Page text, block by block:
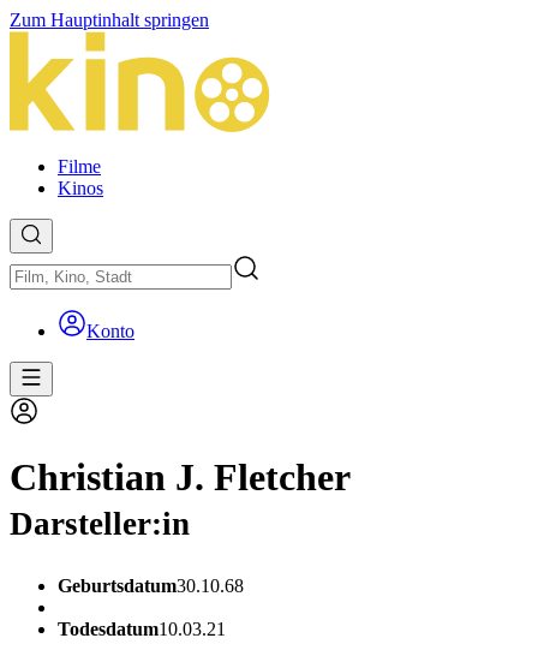
Zum Hauptinhalt springen
Filme
Kinos
Konto
Christian J. Fletcher
Darsteller:in
Geburtsdatum30.10.68
Todesdatum10.03.21